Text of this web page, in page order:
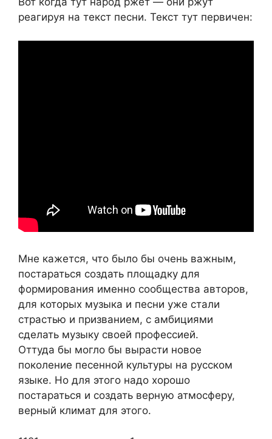
реагируя на текст песни. Текст тут первичен:
Мне кажется, что было бы очень важным,
постараться создать площадку для
формирования именно сообщества авторов,
для которых музыка и песни уже стали
страстью и призванием, с амбициями
сделать музыку своей профессией.
Оттуда бы могло бы вырасти новое
поколение песенной культуры на русском
языке. Но для этого надо хорошо
постараться и создать верную атмосферу,
верный климат для этого.